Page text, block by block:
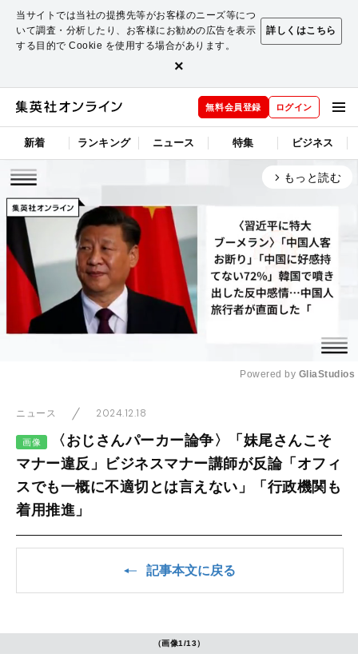
当サイトでは当社の提携先等がお客様のニーズ等につ
いて調査・分析したり、お客様にお勧めの広告を表示
する目的で Cookie を使用する場合があります。
詳しくはこちら
×
無料会員登録 ログイン
新着 ランキング ニュース 特集 ビジネス
arrow_forward_ios もっと読む
Powered by GliaStudios
ニュース 2024.12.18
画像
〈おじさんパーカー論争〉「妹尾さんこそ
マナー違反」ビジネスマナー講師が反論「オフィ
スでも一概に不適切とは言えない」「行政機関も
着用推進」
記事本文に戻る
（画像1/13）